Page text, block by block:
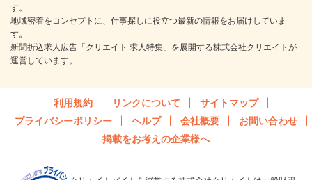
す。
地域密着をコンセプトに、仕事探しに役立つ最新の情報をお届けしていま
す。
新聞折込求人広告「クリエイト 求人特集」を展開する株式会社クリエイトが
運営しています。
利用規約 リンクについて
サイトマップ
プライバシーポリシー
ヘルプ 会社概要
お問い合わせ
掲載をお考えの企業様へ